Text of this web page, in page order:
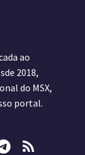
ao
2018,
do MSX,
portal.